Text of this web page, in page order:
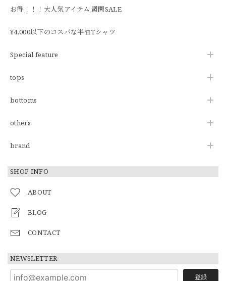
お得！！！大人気アイテム 週間SALE
¥4,000以下のコスパな半袖Tシャツ
Special feature
tops
bottoms
others
brand
SHOP INFO
ABOUT
BLOG
CONTACT
NEWSLETTER
登録